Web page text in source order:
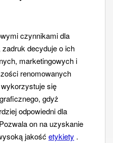
czynnikami dla
zadruk decyduje o ich
marketingowych i
renomowanych
się
gdyż
odpowiedni dla
on na uzyskanie
jakość etykiety .